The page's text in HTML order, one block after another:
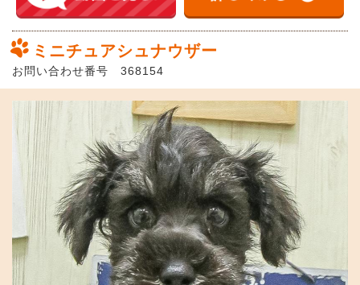
ミニチュアシュナウザー
お問い合わせ番号 368154